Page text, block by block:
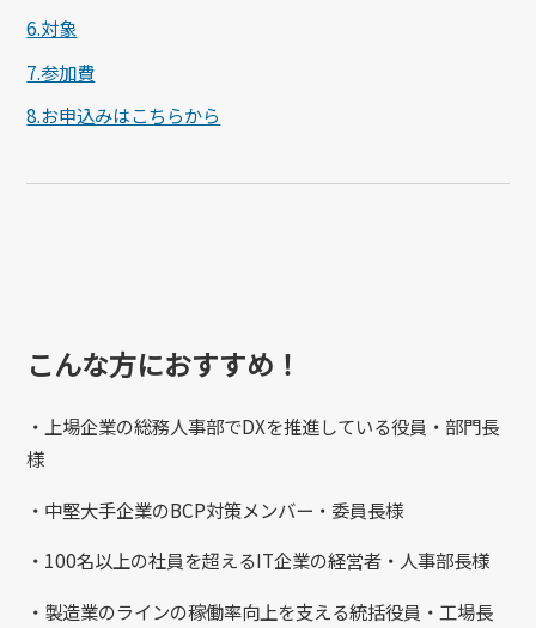
6.対象
7.参加費
8.お申込みはこちらから
こんな方におすすめ！
・上場企業の総務人事部でDXを推進している役員・部門長
様
・中堅大手企業のBCP対策メンバー・委員長様
・100名以上の社員を超えるIT企業の経営者・人事部長様
・製造業のラインの稼働率向上を支える統括役員・工場長